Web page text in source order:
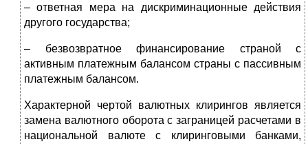
– ответная мера на дискриминационные действия
другого государства;
– безвозвратное финансирование страной с
активным платежным балансом страны с пассивным
платежным балансом.
Характерной чертой валютных клирингов является
замена валютного оборота с заграницей расчетами в
национальной валюте с клиринговыми банками,